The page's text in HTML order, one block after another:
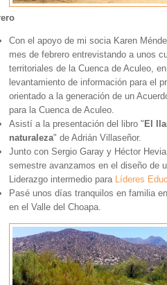
Con el apoyo de mi socia Karen
mes de febrero entrevistando a unos
territoriales de la Cuenca de Aculeo,
levantamiento de información para el
orientado a la generación de un
para la Cuenca de Aculeo.
Asistí a la presentación del libro "El
naturaleza" de Adrián Villaseñor.
Junto con Sergio Garay y Héctor
semestre avanzamos en el diseño de
Liderazgo intermedio para Líderes
Pasé unos días tranquilos en familia
en el Valle del Choapa.